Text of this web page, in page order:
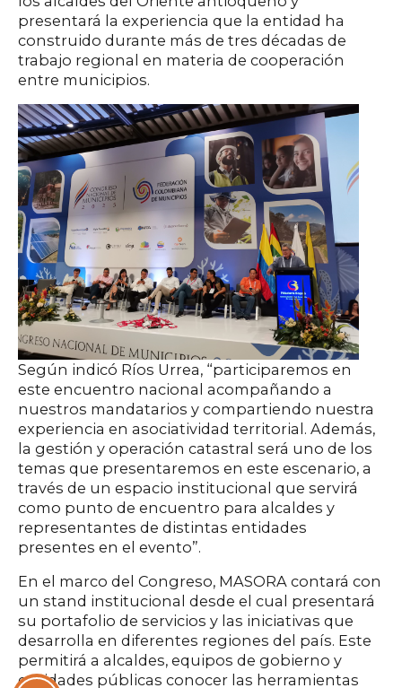
presentará la experiencia que la entidad ha
construido durante más de tres décadas de
trabajo regional en materia de cooperación
entre municipios.
Según indicó Ríos Urrea, “participaremos en
este encuentro nacional acompañando a
nuestros mandatarios y compartiendo nuestra
experiencia en asociatividad territorial. Además,
la gestión y operación catastral será uno de los
temas que presentaremos en este escenario, a
través de un espacio institucional que servirá
como punto de encuentro para alcaldes y
representantes de distintas entidades
presentes en el evento”.
En el marco del Congreso, MASORA contará con
un stand institucional desde el cual presentará
su portafolio de servicios y las iniciativas que
desarrolla en diferentes regiones del país. Este
permitirá a alcaldes, equipos de gobierno y
entidades públicas conocer las herramientas